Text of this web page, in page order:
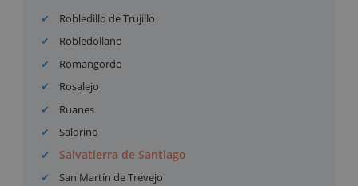
Robledillo de Trujillo
Robledollano
Romangordo
Rosalejo
Ruanes
Salorino
Salvatierra de Santiago
San Martín de Trevejo